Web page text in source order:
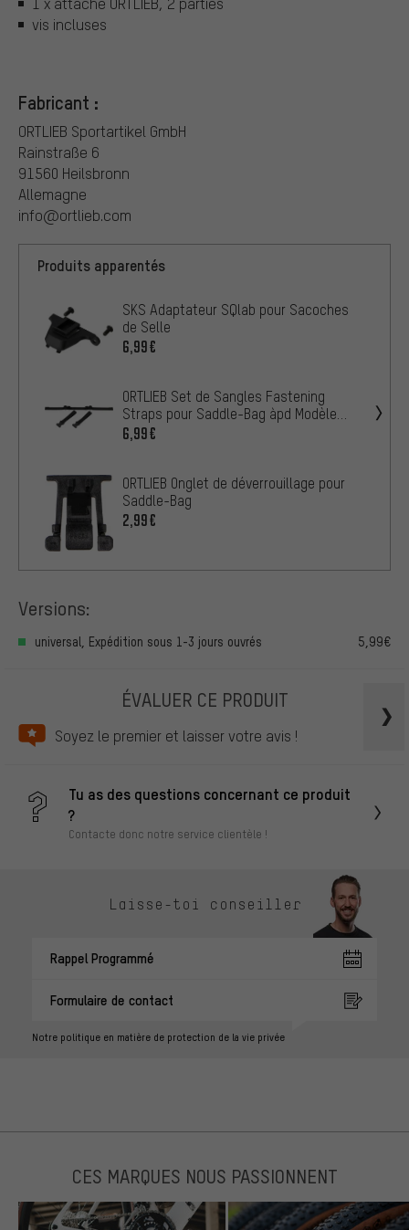
vis incluses
Fabricant :
ORTLIEB Sportartikel GmbH
Rainstraße 6
91560 Heilsbronn
Allemagne
info@ortlieb.com
Produits apparentés
SKS Adaptateur SQlab pour Sacoches
de Selle
6,99€
ORTLIEB Set de Sangles Fastening
Straps pour Saddle-Bag àpd Modèle
1998
6,99€
ORTLIEB Onglet de déverrouillage pour
Saddle-Bag
2,99€
Versions:
universal, Expédition sous 1-3 jours ouvrés 5,99€
ÉVALUER CE PRODUIT
Soyez le premier et laisser votre avis !
Tu as des questions concernant ce produit
?
Contacte donc notre service clientèle !
Laisse-toi conseiller
Rappel Programmé
Formulaire de contact
Notre politique en matière de protection de la vie privée
CES MARQUES NOUS PASSIONNENT